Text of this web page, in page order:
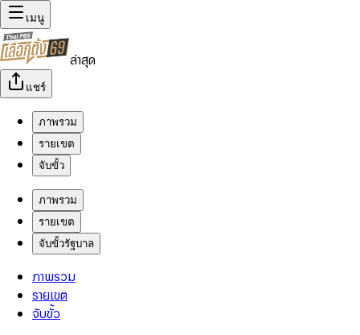
เมนู
ล่าสุด
แชร์
ภาพรวม
รายเขต
จับขั้ว
ภาพรวม
รายเขต
จับขั้วรัฐบาล
ภาพรวม
รายเขต
จับขั้ว